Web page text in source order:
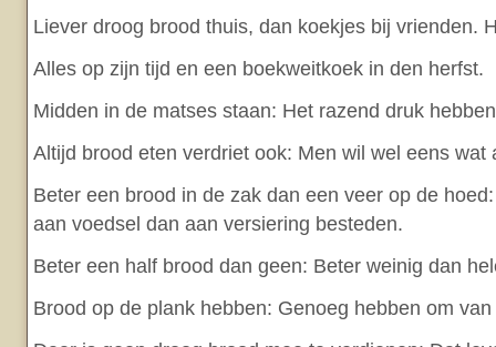
Liever droog brood thuis, dan koekjes bij vrienden.
Alles op zijn tijd en een boekweitkoek in den herfst.
Midden in de matses staan: Het razend druk
Altijd brood eten verdriet ook: Men wil wel eens wat
Beter een brood in de zak dan een veer op de
aan voedsel dan aan versiering besteden.
Beter een half brood dan geen: Beter weinig dan
Brood op de plank hebben: Genoeg hebben om